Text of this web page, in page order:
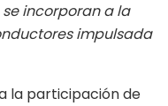
incorporan a la
impulsada
la participación de